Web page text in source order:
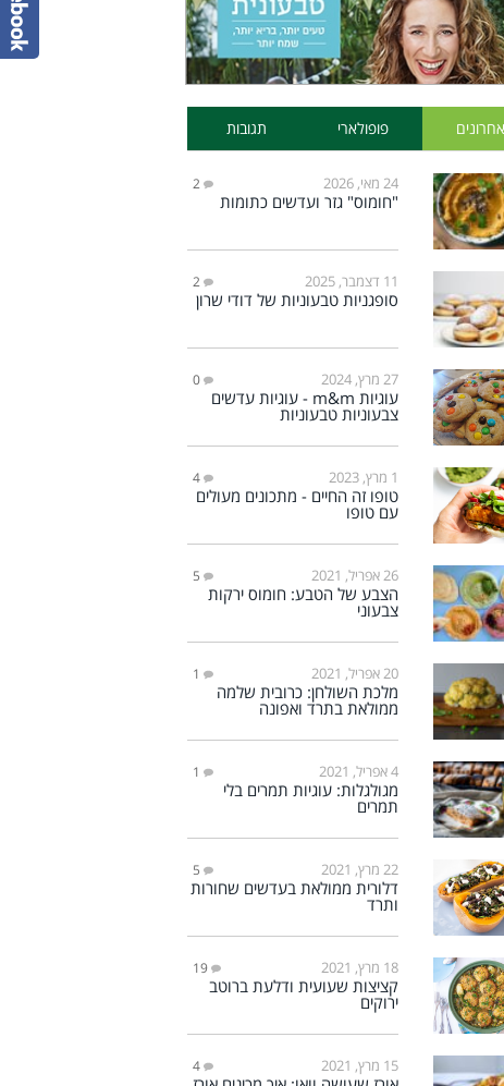
אחרונים פופולארי תגובות
24 מאי, 2026 2
"חומוס" גזר ועדשים כתומות
11 דצמבר, 2025 2
סופגניות טבעוניות של דודי שרון
27 מרץ, 2024 0
עוגיות m&m - עוגיות עדשים
צבעוניות טבעוניות
1 מרץ, 2023 4
טופו זה החיים - מתכונים מעולים
עם טופו
26 אפריל, 2021 5
הצבע של הטבע: חומוס ירקות
צבעוני
20 אפריל, 2021 1
מלכת השולחן: כרובית שלמה
ממולאת בתרד ואפונה
4 אפריל, 2021 1
מגולגלות: עוגיות תמרים בלי
תמרים
22 מרץ, 2021 5
דלורית ממולאת בעדשים שחורות
ותרד
18 מרץ, 2021 19
קציצות שעועית ודלעת ברוטב
ירוקים
15 מרץ, 2021 4